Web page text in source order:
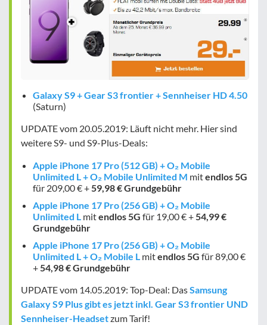
Galaxy S9 + Gear S3 frontier + Sennheiser HD 4.50
(Saturn)
UPDATE vom 20.05.2019: Läuft nicht mehr. Hier sind
weitere S9- und S9-Plus-Deals:
Apple iPhone 17 Pro (512 GB) + O₂ Mobile
Unlimited L + O₂ Mobile Unlimited M mitendlos5G
für 209,00 € +59,98 € Grundgebühr
Apple iPhone 17 Pro (256 GB) + O₂ Mobile
Unlimited L mitendlos5G für 19,00 € +54,99 €
Grundgebühr
Apple iPhone 17 Pro (256 GB) + O₂ Mobile
Unlimited L + O₂ Mobile L mitendlos5G für 89,00 €
+54,98 € Grundgebühr
UPDATE vom 14.05.2019: Top-Deal: DasSamsung
Galaxy S9 Plus gibt es jetzt inkl. Gear S3 frontier UND
Sennheiser-Headsetzum Tarif!